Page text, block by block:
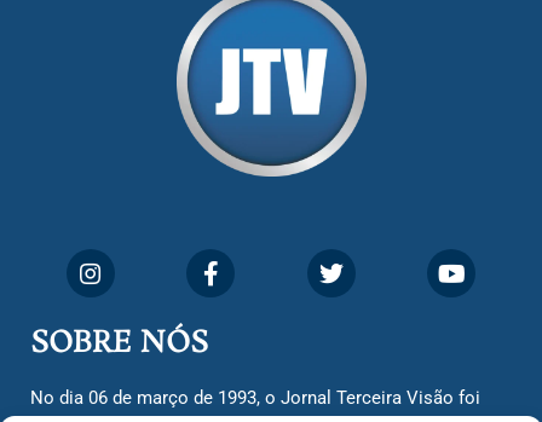
SOBRE NÓS
No dia 06 de março de 1993, o Jornal Terceira Visão foi